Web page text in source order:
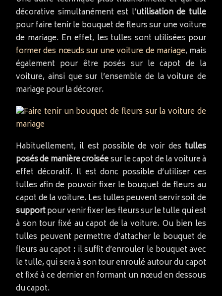
décorative simultanément est l’utilisation de tulle
pour faire tenir le bouquet de fleurs sur une voiture
de mariage. En effet, les tulles sont utilisées pour
former des nœuds sur une voiture de mariage, mais
également pour être posés sur le capot de la
voiture, ainsi que sur l’ensemble de la voiture de
mariage pour la décorer.
Habituellement, il est possible de voir des tulles
posés de manière croiséesur le capot de la voiture à
effet décoratif. Il est donc possible d’utiliser ces
tulles afin de pouvoir fixer le bouquet de fleurs au
capot de la voiture. Les tulles peuvent servir soit de
supportpour venir fixer les fleurs sur le tulle qui est
à son tour fixé au capot de la voiture. Ou bien les
tulles peuvent permettre d’attacher le bouquet de
fleurs au capot : il suffit d’enrouler le bouquet avec
le tulle, qui sera à son tour enroulé autour du capot
et fixé à ce dernier en formant un nœud en dessous
du capot.